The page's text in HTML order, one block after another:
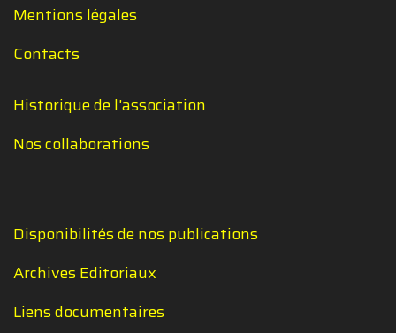
Mentions légales
Contacts
Historique de l'association
Nos collaborations
Disponibilités de nos publications
Archives Editoriaux
Liens documentaires